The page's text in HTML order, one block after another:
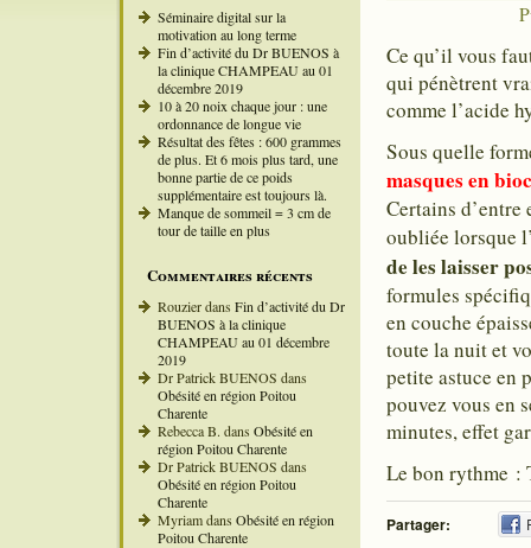
Séminaire digital sur la
motivation au long terme
Fin d’activité du Dr BUENOS à
la clinique CHAMPEAU au 01
décembre 2019
10 à 20 noix chaque jour : une
ordonnance de longue vie
Résultat des fêtes : 600 grammes
de plus. Et 6 mois plus tard, une
bonne partie de ce poids
supplémentaire est toujours là.
Manque de sommeil = 3 cm de
tour de taille en plus
Commentaires récents
Rouzierdans Fin d’activité du Dr
BUENOS à la clinique
CHAMPEAU au 01 décembre
2019
Dr Patrick BUENOS dans
Obésité en région Poitou
Charente
Rebecca B. dans Obésité en
région Poitou Charente
Dr Patrick BUENOS dans
Obésité en région Poitou
Charente
Myriamdans Obésité en région
Poitou Charente
Ce qu’il vous
qui pénètrent
comme l’acide
Sous quelle
masques en
Certains d’entre
oubliée lorsque
de les laisser
formules
en couche
toute la nuit et
petite astuce en
pouvez vous en
minutes, effet
Le bon rythme :
Partager: